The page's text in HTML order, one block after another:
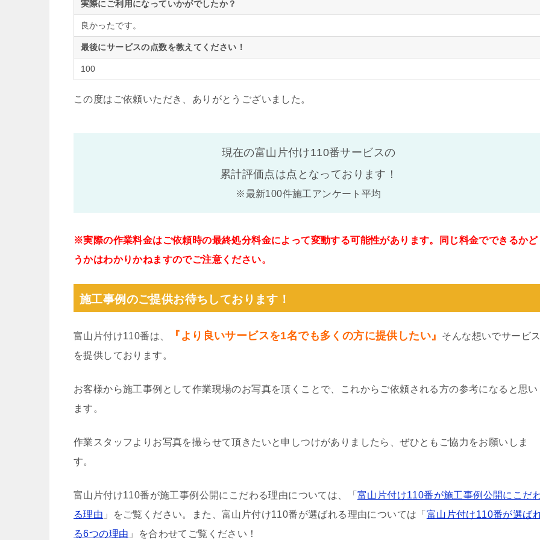
実際にご利用になっていかがでしたか？
良かったです。
最後にサービスの点数を教えてください！
100
この度はご依頼いただき、ありがとうございました。
現在の富山片付け110番サービスの
累計評価点は点となっております！
※最新100件施工アンケート平均
※実際の作業料金はご依頼時の最終処分料金によって変動する可能性があります。同じ料金でできるかど
うかはわかりかねますのでご注意ください。
施工事例のご提供お待ちしております！
富山片付け110番は、 『より良いサービスを1名でも多くの方に提供したい』
そんな想いでサービス
を提供しております。
お客様から施工事例として作業現場のお写真を頂くことで、これからご依頼される方の参考になると思い
ます。
作業スタッフよりお写真を撮らせて頂きたいと申しつけがありましたら、ぜひともご協力をお願いしま
す。
富山片付け110番が施工事例公開にこだわる理由については、「 富山片付け110番が施工事例公開にこだ
る理由 」をご覧ください。また、富山片付け110番が選ばれる理由については「 富山片付け110番が選ば
る6つの理由 」を合わせてご覧ください！